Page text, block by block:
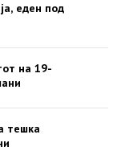
еден под
на 19-
тешка